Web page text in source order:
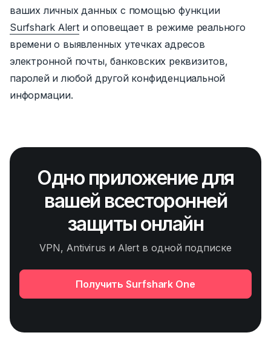
ваших личных данных с помощью функции
Surfshark Alert и оповещает в режиме реального
времени о выявленных утечках адресов
электронной почты, банковских реквизитов,
паролей и любой другой конфиденциальной
информации.
Одно приложение для
вашей всесторонней
защиты онлайн
VPN, Antivirus и Alert в одной подписке
Получить Surfshark One